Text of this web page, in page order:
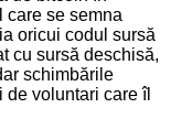
care se semna
oricui codul sursă
cu sursă deschisă,
schimbările
voluntari care îl